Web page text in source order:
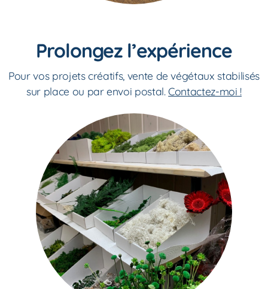
Prolongez l’expérience
Pour vos projets créatifs, vente de végétaux stabilisés
sur place ou par envoi postal.Contactez-moi !